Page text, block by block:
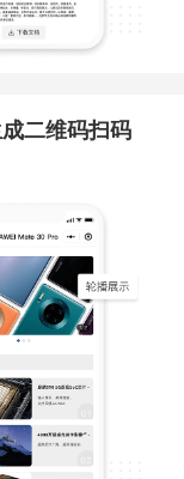
二维码扫码